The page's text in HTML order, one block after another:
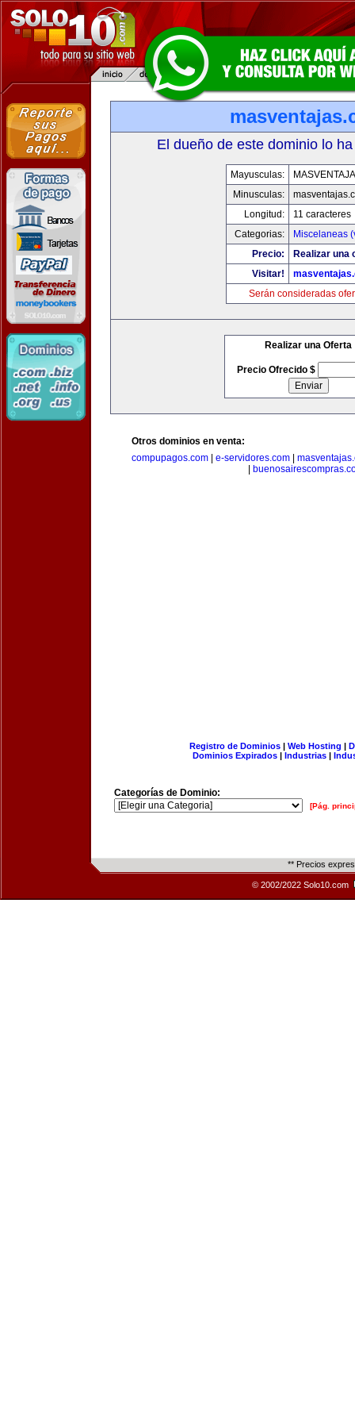
El dueño de este dominio lo
Mayusculas:
Minusculas:
Longitud:
11 caracteres
Categorias:
Miscelaneas
Precio:
Realizar una
Visitar!
Serán consideradas
Realizar una Oferta
Precio Ofrecido $
Otros dominios en venta:
compupagos.com
e-servidores.com
Registro de Dominios| Web Hosting |
Dominios Expirados | Industrias |
Categorías de Dominio:
[Pág.
** Precios
© 2002/2022 Solo10.com